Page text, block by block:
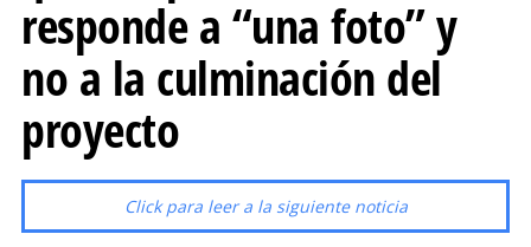
responde a “una foto” y
no a la culminación del
proyecto
Click para leer a la siguiente noticia